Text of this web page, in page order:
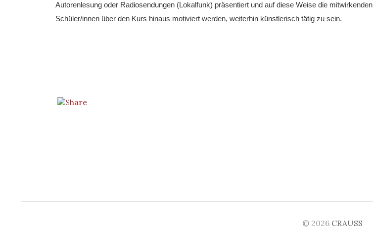
Autorenlesung oder Radiosendungen (Lokalfunk) präsentiert und auf diese Weise die mitwirkenden
Schüler/innen über den Kurs hinaus motiviert werden, weiterhin künstlerisch tätig zu sein.
© 2026 CRAUSS